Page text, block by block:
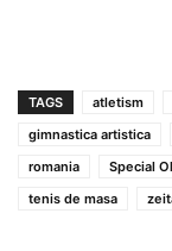
TAGS atletism
gimnastica artistica
romania
Special
tenis de masa